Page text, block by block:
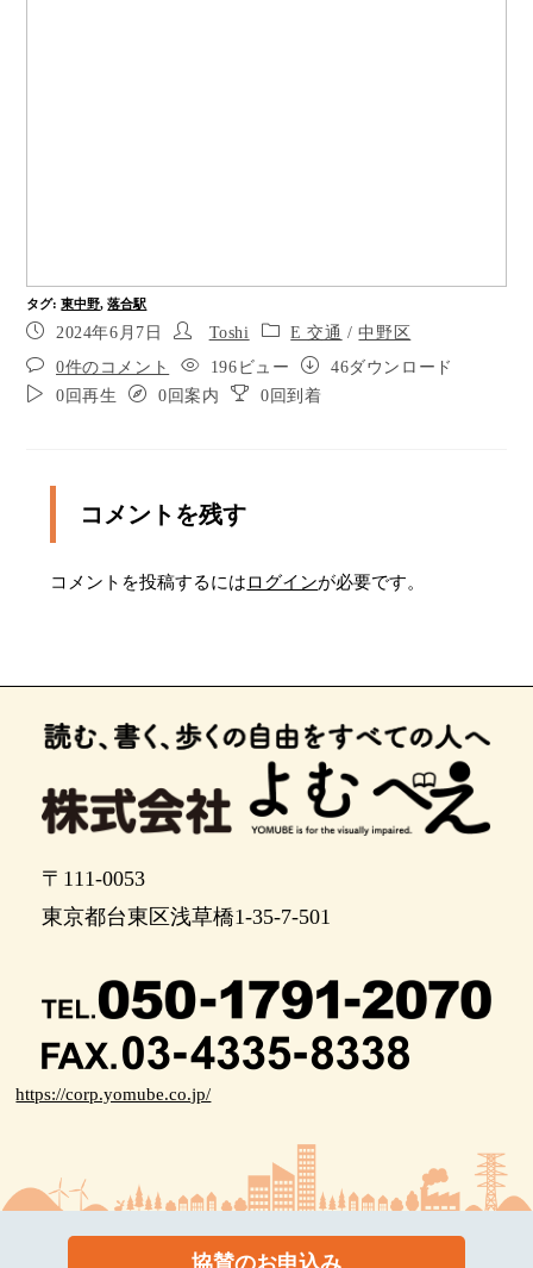
ポイント8
ポイント9
２０メートル先、横断歩道を渡ります。
ポイント14
横断歩道を渡ります。
ポイント17
ポイント18
ポイント22
ポイント23
２０メートル先、駅前の信号を渡ります。
信号を渡り、左に曲がります。
１０メートル先、左に曲がります。
左に曲がります。その後、３０メートル先、右に
タグ:東中野, 落合駅
2024年6月7日 Toshi E 交通 /中野区
0件のコメント
196ビュー
46ダウンロード
0回再生
0回案内 0回到着
コメントを残す
コメントを投稿するにはログインが必要です。
〒111-0053
東京都台東区浅草橋1-35-7-501
https://corp.yomube.co.jp/
協賛のお申込み